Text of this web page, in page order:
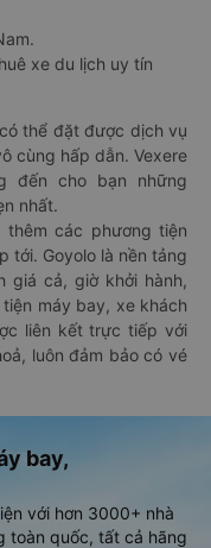
xe du lịch uy tín
thể đặt được dịch vụ
cùng hấp dẫn. Vexere
đến cho bạn những
nhất.
các phương tiện
tới. Goyolo là nền tảng
giá cả, giờ khởi hành,
máy bay, xe khách
liên kết trực tiếp với
luôn đảm bảo có vé
bay,
với hơn 3000+ nhà
toàn quốc, tất cả hãng